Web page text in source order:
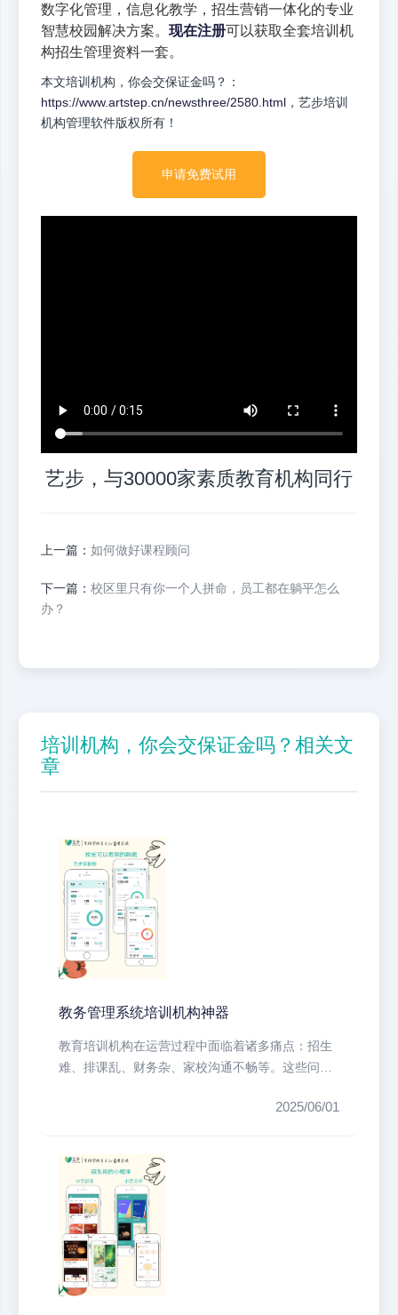
数字化管理，信息化教学，招生营销一体化的专业
智慧校园解决方案。 现在注册可以获取全套培训机
构招生管理资料一套。
本文培训机构，你会交保证金吗？：
https://www.artstep.cn/newsthree/2580.html ，艺步培训
机构管理软件版权所有！
申请免费试用
艺步，与30000家素质教育机构同行
上一篇： 如何做好课程顾问
下一篇： 校区里只有你一个人拼命，员工都在躺平怎么
办？
培训机构，你会交保证金吗？相关文
章
教务管理系统培训机构神器
教育培训机构在运营过程中面临着诸多痛点：招生
难、排课乱、财务杂、家校沟通不畅等。这些问题
2025/06/01